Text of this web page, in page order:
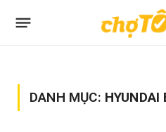
DANH MỤC: HYUNDAI